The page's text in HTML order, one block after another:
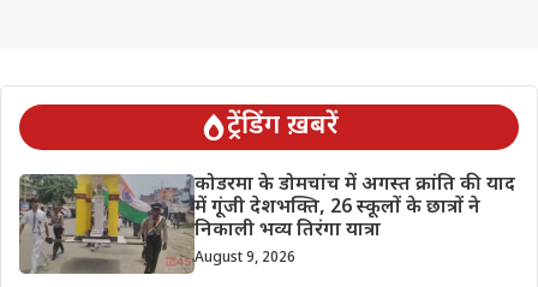
ट्रेंडिंग ख़बरें
कोडरमा के डोमचांच में अगस्त क्रांति की याद
में गूंजी देशभक्ति, 26 स्कूलों के छात्रों ने
निकाली भव्य तिरंगा यात्रा
August 9, 2026